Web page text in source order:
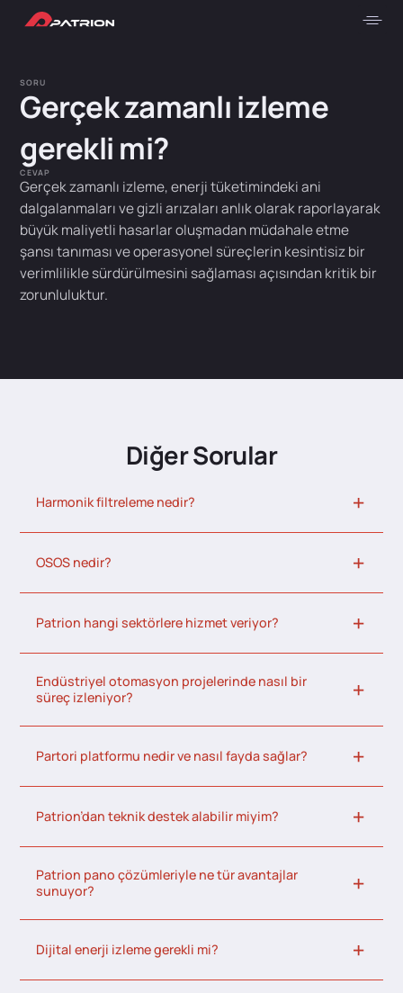
SORU
Gerçek zamanlı izleme
gerekli mi?
CEVAP
Gerçek zamanlı izleme, enerji tüketimindeki ani
dalgalanmaları ve gizli arızaları anlık olarak raporlayarak
büyük maliyetli hasarlar oluşmadan müdahale etme
şansı tanıması ve operasyonel süreçlerin kesintisiz bir
verimlilikle sürdürülmesini sağlaması açısından kritik bir
zorunluluktur.
Diğer Sorular
Harmonik filtreleme nedir?
OSOS nedir?
Patrion hangi sektörlere hizmet veriyor?
Endüstriyel otomasyon projelerinde nasıl bir
süreç izleniyor?
Partori platformu nedir ve nasıl fayda sağlar?
Patrion’dan teknik destek alabilir miyim?
Patrion pano çözümleriyle ne tür avantajlar
sunuyor?
Dijital enerji izleme gerekli mi?